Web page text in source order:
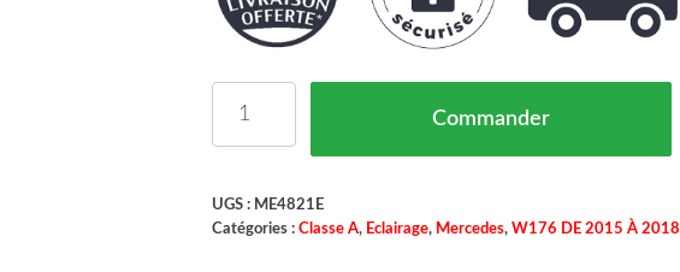
Commander
UGS : ME4821E
Catégories : Classe A, Eclairage, Mercedes, W176 DE 2015 À 2018